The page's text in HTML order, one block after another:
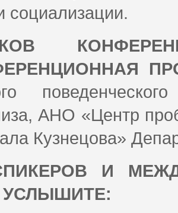
социализации.
АНО «Центр
Кузнецова»
И